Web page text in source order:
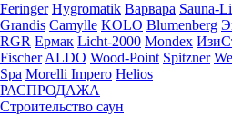
Feringer Hygromatik Варвара Sauna-
Grandis Camylle KOLO Blumenberg
RGR Ермак Licht-2000 Mondex
Fischer ALDO Wood-Point Spitzner
Spa Morelli Impero Helios
РАСПРОДАЖА
Строительство саун